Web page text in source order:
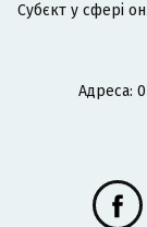
Cубєкт у сфері
Адреса: